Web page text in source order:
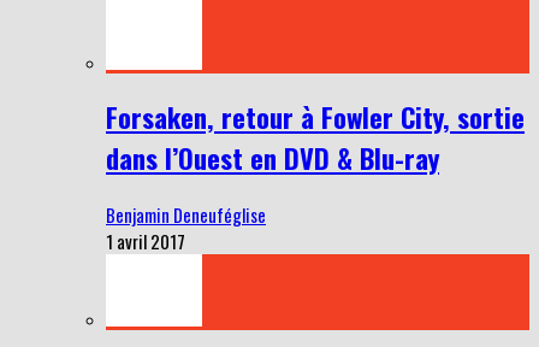
Forsaken, retour à Fowler City, sortie
dans l’Ouest en DVD & Blu-ray
Benjamin Deneuféglise
1 avril 2017